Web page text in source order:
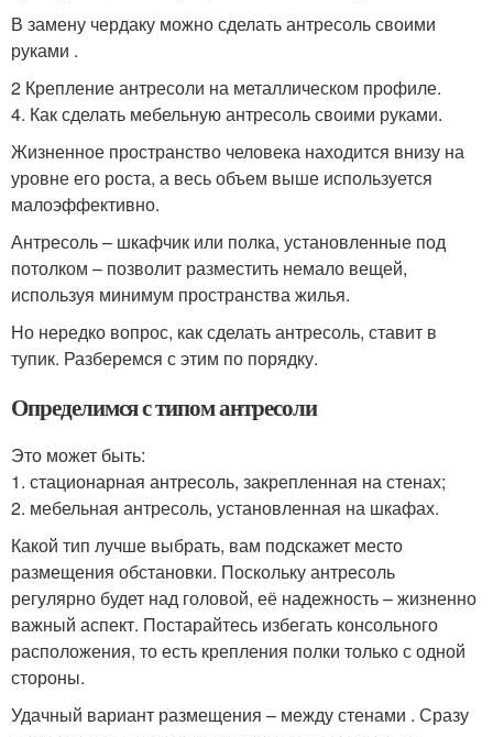
В замену чердаку можно сделать антресоль своими
руками .
2 Крепление антресоли на металлическом профиле.
4. Как сделать мебельную антресоль своими руками.
Жизненное пространство человека находится внизу на
уровне его роста, а весь объем выше используется
малоэффективно.
Антресоль – шкафчик или полка, установленные под
потолком – позволит разместить немало вещей,
используя минимум пространства жилья.
Но нередко вопрос, как сделать антресоль, ставит в
тупик. Разберемся с этим по порядку.
Определимся с типом антресоли
Это может быть:
1. стационарная антресоль, закрепленная на стенах;
2. мебельная антресоль, установленная на шкафах.
Какой тип лучше выбрать, вам подскажет место
размещения обстановки. Поскольку антресоль
регулярно будет над головой, её надежность – жизненно
важный аспект. Постарайтесь избегать консольного
расположения, то есть крепления полки только с одной
стороны.
Удачный вариант размещения – между стенами . Сразу